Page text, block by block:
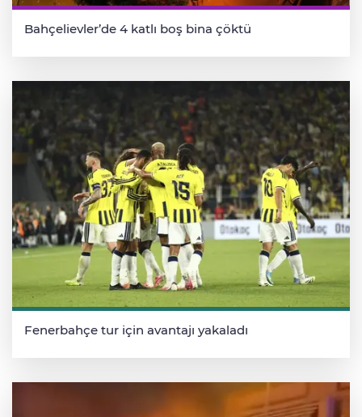
Bahçelievler’de 4 katlı boş bina çöktü
Fenerbahçe tur için avantajı yakaladı